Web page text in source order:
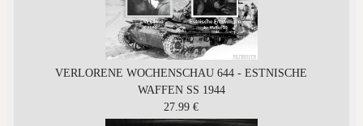
VERLORENE WOCHENSCHAU 644 - ESTNISCHE
WAFFEN SS 1944
27.99 €